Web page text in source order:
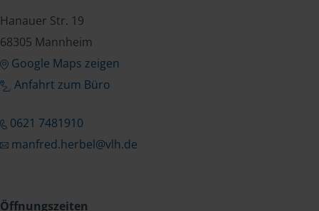
Hanauer Str. 19
68305 Mannheim
Google Maps zeigen
Anfahrt zum Büro
0621 7481910
manfred.herbel@vlh.de
Öffnungszeiten